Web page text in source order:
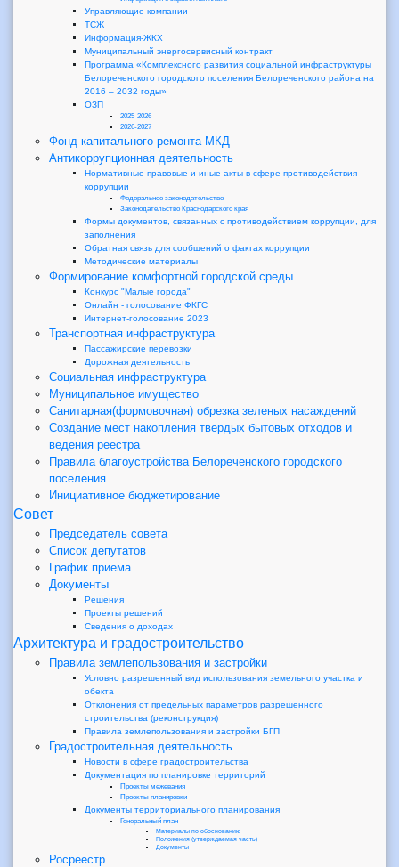
Управляющие компании
ТСЖ
Информация-ЖКХ
Муниципальный энергосервисный контракт
Программа «Комплексного развития социальной инфраструктуры
Белореченского городского поселения Белореченского района на
2016 – 2032 годы»
ОЗП
2025-2026
2026-2027
Фонд капитального ремонта МКД
Антикоррупционная деятельность
Нормативные правовые и иные акты в сфере противодействия
коррупции
Федеральное законодательство
Законодательство Краснодарского края
Формы документов, связанных с противодействием коррупции, для
заполнения
Обратная связь для сообщений о фактах коррупции
Методические материалы
Формирование комфортной городской среды
Конкурс "Малые города"
Онлайн - голосование ФКГС
Интернет-голосование 2023
Транспортная инфраструктура
Пассажирские перевозки
Дорожная деятельность
Социальная инфраструктура
Муниципальное имущество
Санитарная(формовочная) обрезка зеленых насаждений
Создание мест накопления твердых бытовых отходов и
ведения реестра
Правила благоустройства Белореченского городского
поселения
Инициативное бюджетирование
Совет
Председатель совета
Список депутатов
График приема
Документы
Решения
Проекты решений
Сведения о доходах
Архитектура и градостроительство
Правила землепользования и застройки
Условно разрешенный вид использования земельного участка и
обекта
Отклонения от предельных параметров разрешенного
строительства (реконструкция)
Правила землепользования и застройки БГП
Градостроительная деятельность
Новости в сфере градостроительства
Документация по планировке территорий
Проекты межевания
Проекты планировки
Документы территориального планирования
Генеральный план
Материалы по обоснованию
Положения (утверждаемая часть)
Документы
Росреестр